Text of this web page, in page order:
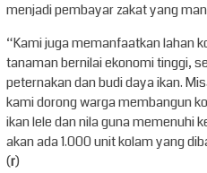
menjadi pembayar zakat yang
“Kami juga memanfaatkan lahan
tanaman bernilai ekonomi tinggi,
peternakan dan budi daya ikan.
kami dorong warga membangun
ikan lele dan nila guna memenuhi
akan ada 1.000 unit kolam yang
(r)